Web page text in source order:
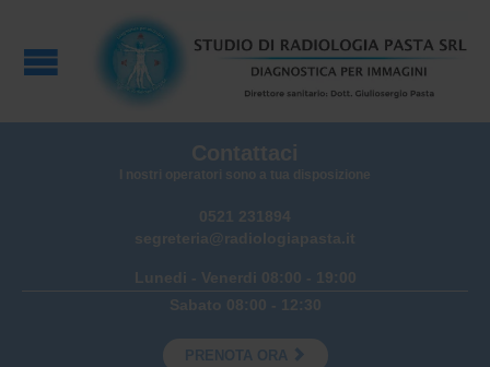
Contattaci
I nostri operatori sono a tua disposizione
0521 231894
segreteria@radiologiapasta.it
Lunedi - Venerdi 08:00 - 19:00
Sabato 08:00 - 12:30
PRENOTA ORA 